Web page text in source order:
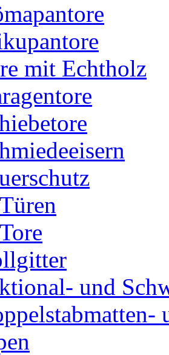
mit Echtholz
Türen
Tore
und